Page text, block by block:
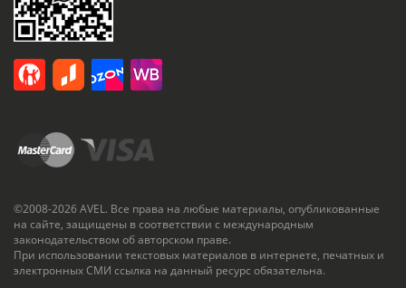
©2008-2026 AVEL. Все права на любые материалы, опубликованные
на сайте, защищены в соответствии с международным
законодательством об авторском праве.
При использовании текстовых материалов в интернете, печатных и
электронных СМИ ссылка на данный ресурс обязательна.